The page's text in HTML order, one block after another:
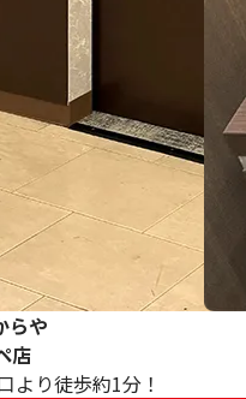
らや
店
より徒歩約1分！